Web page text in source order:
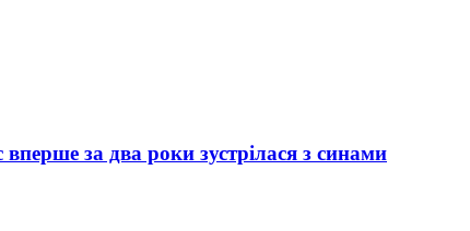
вперше за два роки зустрілася з синами